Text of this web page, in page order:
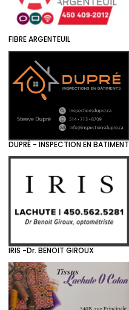
FIBRE ARGENTEUIL
DUPRÉ - INSPECTION EN BATIMENT
IRIS -Dr. BENOIT GIROUX